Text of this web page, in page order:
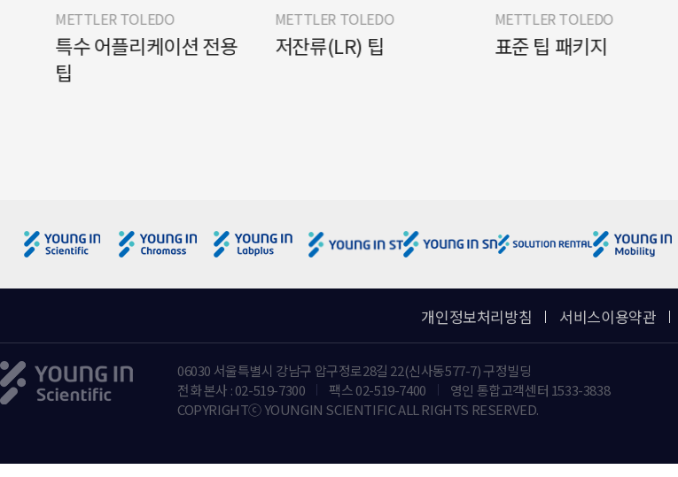
METTLER TOLEDO
특수 어플리케이션 전용
METTLER TOLEDO
저잔류(LR) 팁
METTLER TOLEDO
표준 팁 패키지
개인정보처리방침 서비스이용약관
06030 서울특별시 강남구 압구정로28길 22(신사동577-7) 구정빌딩
전화 본사 : 02-519-7300
팩스 02-519-7400
영인 통합고객센터 1533-3838
COPYRIGHTⓒ YOUNGIN SCIENTIFIC ALL RIGHTS RESERVED.